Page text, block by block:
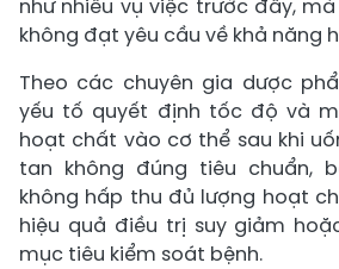
như nhiều vụ việc trước đây,
không đạt yêu cầu về khả năng
Theo các chuyên gia dược
yếu tố quyết định tốc độ và
hoạt chất vào cơ thể sau khi
tan không đúng tiêu chuẩn,
không hấp thu đủ lượng hoạt
hiệu quả điều trị suy giảm
mục tiêu kiểm soát bệnh.